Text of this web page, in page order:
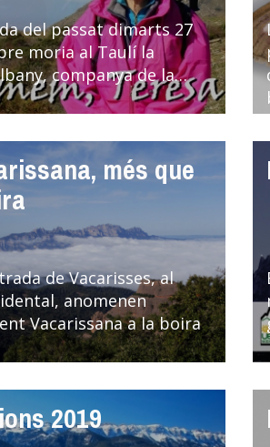
del passat dimarts 27
moria al Taulí la
companya de la…
més que
de Vacarisses, al
anomenen
Vacarissana a la boira
2019